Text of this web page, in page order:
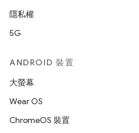
隱私權
5G
ANDROID 裝置
大螢幕
Wear OS
ChromeOS 裝置